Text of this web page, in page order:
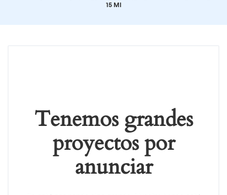
15 Ml
Tenemos grandes
proyectos por
anunciar